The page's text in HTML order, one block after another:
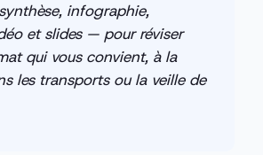
infographie,
et slides — pour réviser
qui vous convient, à la
les transports ou la veille de